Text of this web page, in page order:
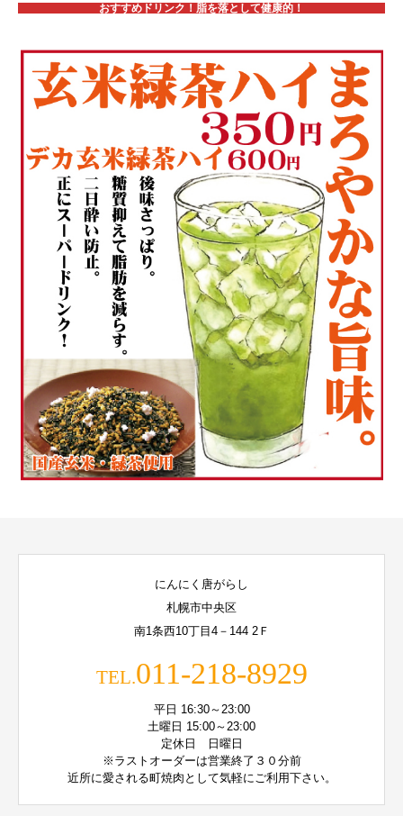
おすすめドリンク！脂を落として健康的！
にんにく唐がらし
札幌市中央区
南1条西10丁目4－144 2Ｆ
TEL.011-218-8929
平日 16:30～23:00
土曜日 15:00～23:00
定休日 日曜日
※ラストオーダーは営業終了３０分前
近所に愛される町焼肉として気軽にご利用下さい。